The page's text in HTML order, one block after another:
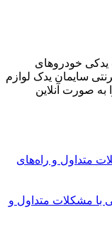
قطعات یدکی خودروهای
سایمان یدک لوازم
به صورت آنلاین
آمیکو ۵ تن | مشکلات متداول و راه‌های
آمیکو ۶ تن | آشنایی با مشکلات متداول و